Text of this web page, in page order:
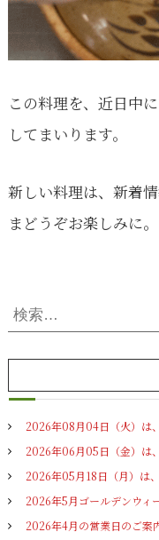
この料理を、近日中
してまいります。
新しい料理は、新着
まどうぞお楽しみに。
検
索
対
:
2026年08月04日（火）は
2026年06月05日（金）は
2026年05月18日（月）は
2026年5月ゴールデンウィ
2026年4月の営業日のご案